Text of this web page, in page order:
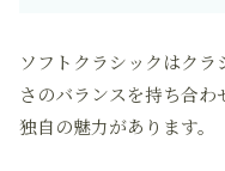
ソフトクラシックはク
さのバランスを持ち合
独自の魅力があります。